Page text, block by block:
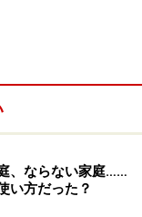
、ならない家庭……
い方だった？